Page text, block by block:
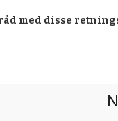
med disse